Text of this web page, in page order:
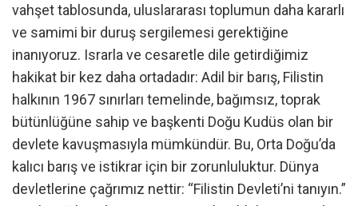
vahşet tablosunda, uluslararası toplumun daha kararlı
ve samimi bir duruş sergilemesi gerektiğine
inanıyoruz. Israrla ve cesaretle dile getirdiğimiz
hakikat bir kez daha ortadadır: Adil bir barış, Filistin
halkının 1967 sınırları temelinde, bağımsız, toprak
bütünlüğüne sahip ve başkenti Doğu Kudüs olan bir
devlete kavuşmasıyla mümkündür. Bu, Orta Doğu’da
kalıcı barış ve istikrar için bir zorunluluktur. Dünya
devletlerine çağrımız nettir: “Filistin Devleti’ni tanıyın.”